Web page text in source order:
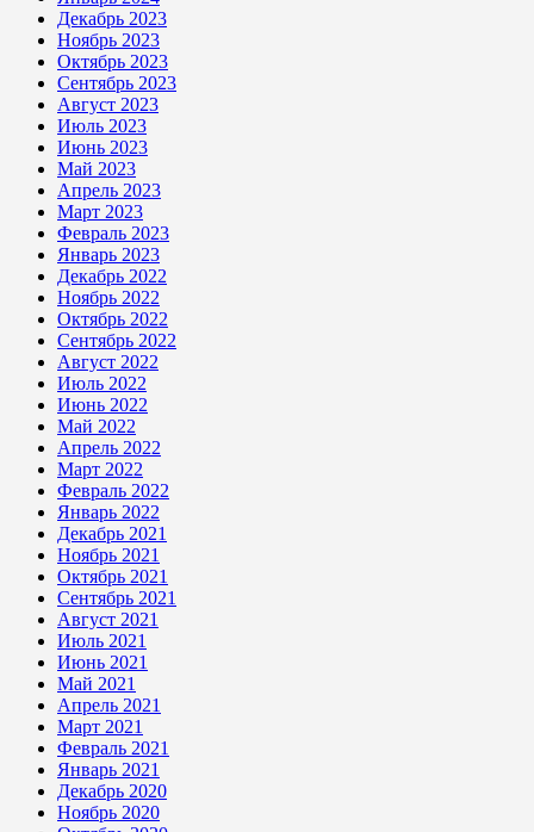
Декабрь 2023
Ноябрь 2023
Октябрь 2023
Сентябрь 2023
Август 2023
Июль 2023
Июнь 2023
Май 2023
Апрель 2023
Март 2023
Февраль 2023
Январь 2023
Декабрь 2022
Ноябрь 2022
Октябрь 2022
Сентябрь 2022
Август 2022
Июль 2022
Июнь 2022
Май 2022
Апрель 2022
Март 2022
Февраль 2022
Январь 2022
Декабрь 2021
Ноябрь 2021
Октябрь 2021
Сентябрь 2021
Август 2021
Июль 2021
Июнь 2021
Май 2021
Апрель 2021
Март 2021
Февраль 2021
Январь 2021
Декабрь 2020
Ноябрь 2020